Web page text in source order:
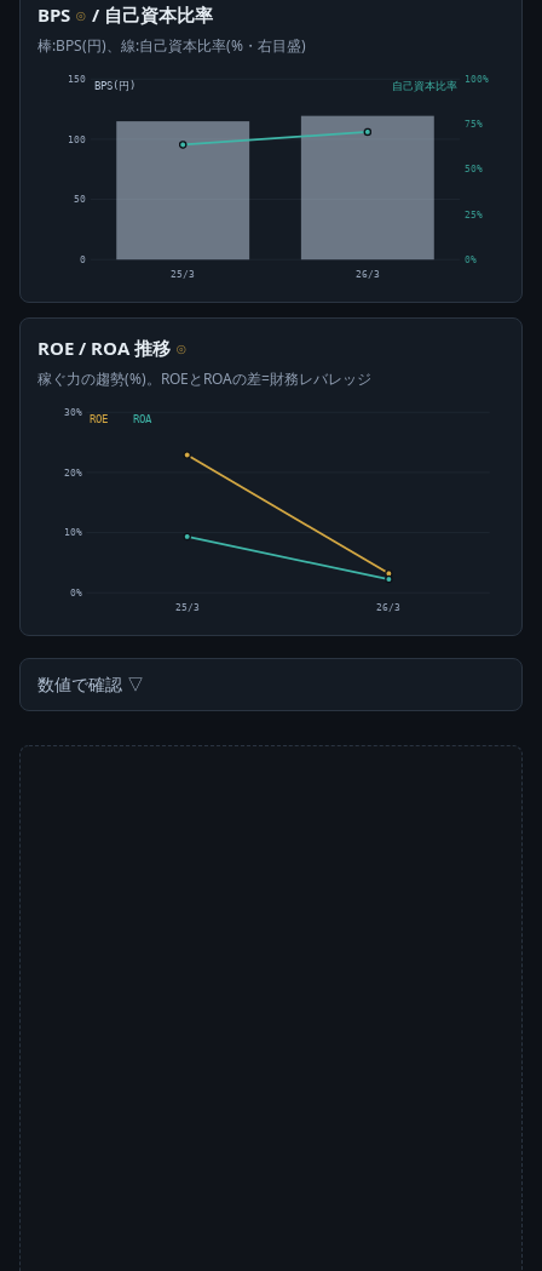
BPS ⊙ / 自己資本比率
棒:BPS(円)、線:自己資本比率(%・右目盛)
0
50
100
150
0%
25%
50%
75%
100%
25/3 26/3
BPS(円) 自己資本比率
ROE / ROA 推移 ⊙
稼ぐ力の趨勢(%)。ROEとROAの差=財務レバレッジ
0%
10%
20%
30%
ROE ROA
25/3 26/3
数値で確認 ▽